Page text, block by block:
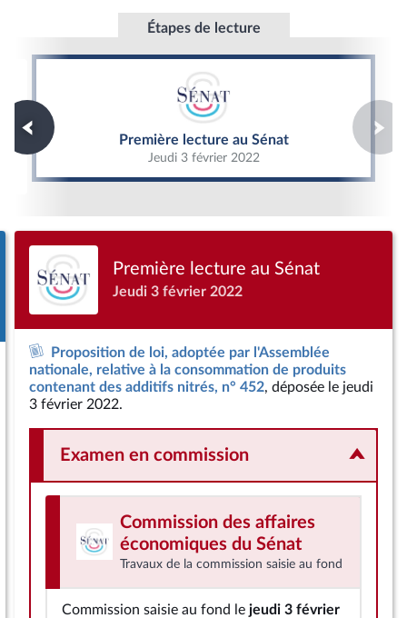
Étapes de lecture
Première lecture au Sénat
Jeudi 3 février 2022
Première lecture au Sénat
Première lecture au Sénat
Jeudi 3 février 2022
Proposition de loi, adoptée par l'Assemblée
nationale, relative à la consommation de produits
contenant des additifs nitrés, n° 452, déposée le jeudi
3 février 2022.
Examen en commission
Commission des affaires
économiques du Sénat
Travaux de la commission saisie au fond
Commission saisie au fond le jeudi 3 février